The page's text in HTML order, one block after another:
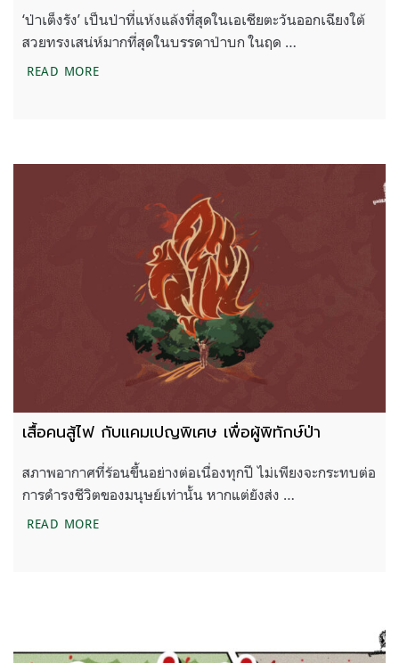
‘ป่าเต็งรัง’ เป็นป่าที่แห้งแล้งที่สุดในเอเชียตะวันออกเฉียงใต้
สวยทรงเสน่ห์มากที่สุดในบรรดาป่าบก ในฤด …
READ MOREบางแง่บางมุมของ ‘ป่าเต็งรัง’
เสื้อคนสู้ไฟ กับแคมเปญพิเศษ เพื่อผู้พิทักษ์ป่า
สภาพอากาศที่ร้อนขึ้นอย่างต่อเนื่องทุกปี ไม่เพียงจะกระทบต่อ
การดำรงชีวิตของมนุษย์เท่านั้น หากแต่ยังส่ง …
READ MOREเสื้อคนสู้ไฟ กับแคมเปญพิเศษ เพื่อผู้พิทักษ์ป่า